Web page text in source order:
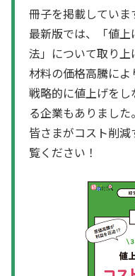
冊子を掲載していま
最新版では、「値
法」について取り
材料の価格高騰に
戦略的に値上げを
る企業もありました。
皆さまがコスト削
覧ください！